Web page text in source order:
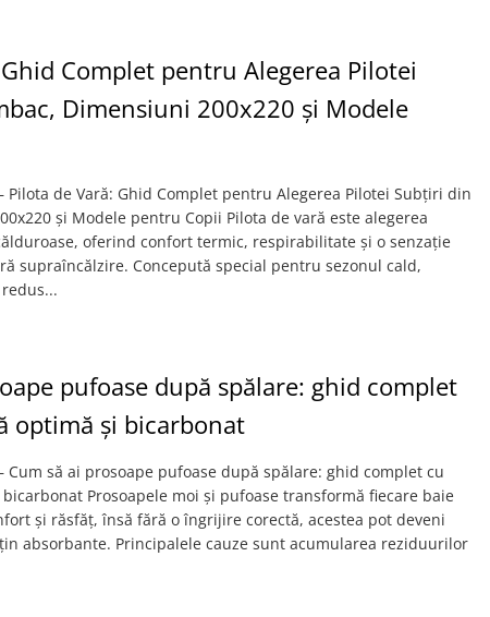
Complet pentru Alegerea Pilotei
Dimensiuni 200x220 și Modele
Pilota de Vară: Ghid Complet pentru Alegerea Pilotei Subțiri din
și Modele pentru Copii Pilota de vară este alegerea
oferind confort termic, respirabilitate și o senzație
supraîncălzire. Concepută special pentru sezonul cald,
pufoase după spălare: ghid complet
optimă și bicarbonat
Cum să ai prosoape pufoase după spălare: ghid complet cu
Prosoapele moi și pufoase transformă fiecare baie
și răsfăț, însă fără o îngrijire corectă, acestea pot deveni
absorbante. Principalele cauze sunt acumularea reziduurilor